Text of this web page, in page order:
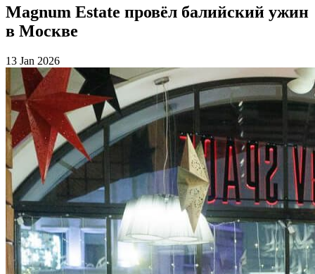
Magnum Estate провёл балийский ужин
в Москве
13 Jan 2026